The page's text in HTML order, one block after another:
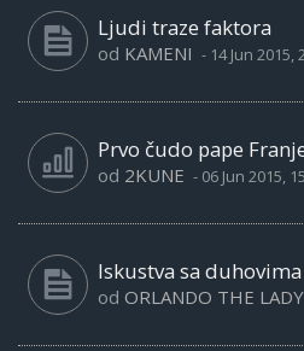
Ljudi traze faktora
od KAMENI - 14 Jun 2015,
Prvo čudo pape
od 2KUNE - 06 Jun 2015,
Iskustva sa duhovima
od ORLANDO THE LADY